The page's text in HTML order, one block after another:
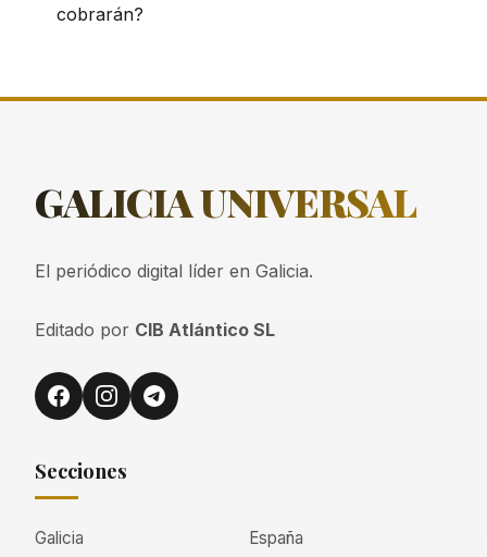
cobrarán?
GALICIAUNIVERSAL
El periódico digital líder en Galicia.
Editado por CIB Atlántico SL
Secciones
Galicia
España